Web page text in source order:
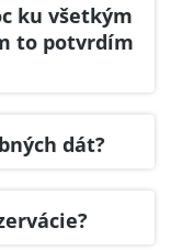
ku všetkým
to potvrdím
dát?